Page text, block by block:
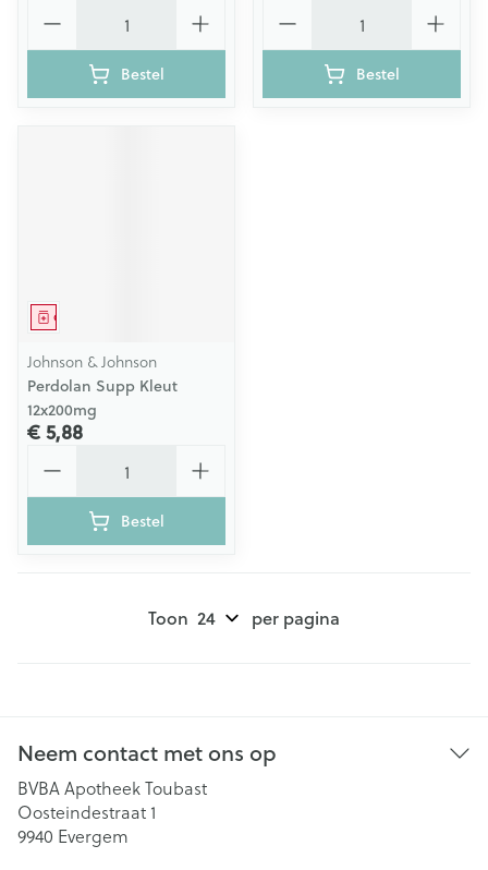
Bestel Bestel
Geneesmiddel
Johnson & Johnson
Perdolan Supp Kleut
12x200mg
€ 5,88
Bestel
Toon per pagina
Neem contact met ons op
BVBA Apotheek Toubast
Oosteindestraat 1
9940 Evergem